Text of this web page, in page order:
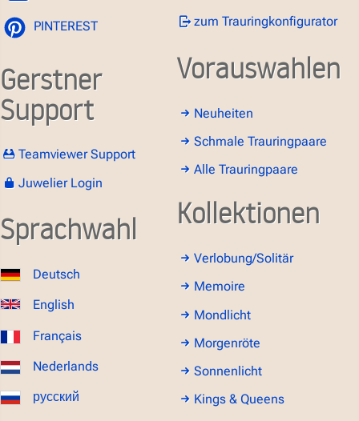
PINTEREST
Gerstner
Support
Teamviewer Support
Juwelier Login
Sprachwahl
Deutsch
English
Français
Nederlands
русский
zum Trauringkonfigurator
Vorauswahlen
Neuheiten
Schmale Trauringpaare
Alle Trauringpaare
Kollektionen
Verlobung/Solitär
Memoire
Mondlicht
Morgenröte
Sonnenlicht
Kings & Queens